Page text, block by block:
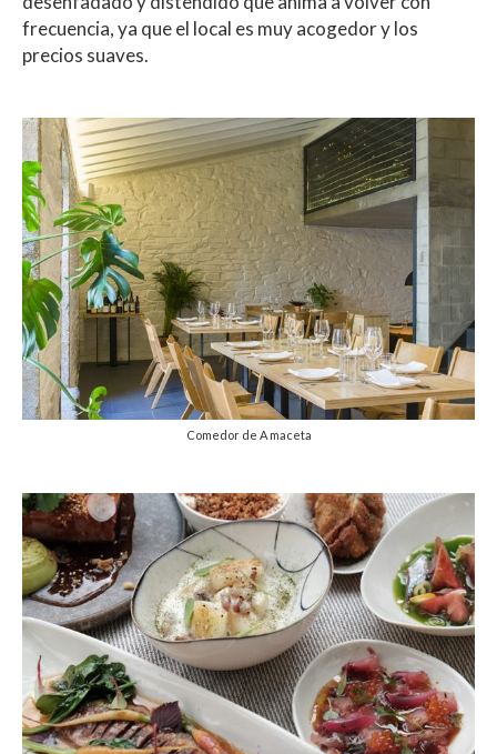
frecuencia, ya que el local es muy acogedor y los
precios suaves.
Comedor de A maceta